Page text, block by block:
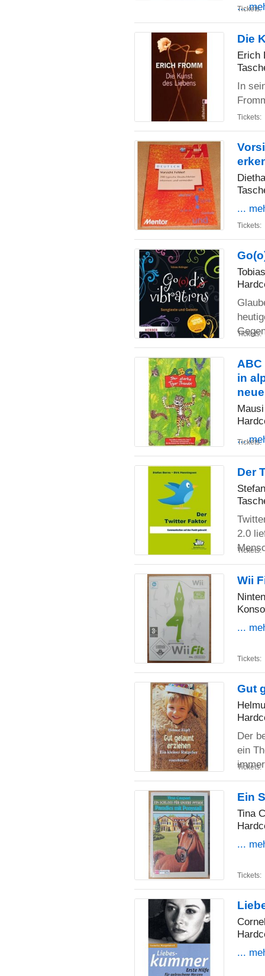
...
Tickets:
Die
Erich
In
Tickets:
...
Tickets:
Tickets:
ABC
in
...
Tickets:
Der
2.0
Tickets:
Wii
...
Tickets:
Gut
Der
ein
Tickets:
Ein
Tina
...
Tickets:
...